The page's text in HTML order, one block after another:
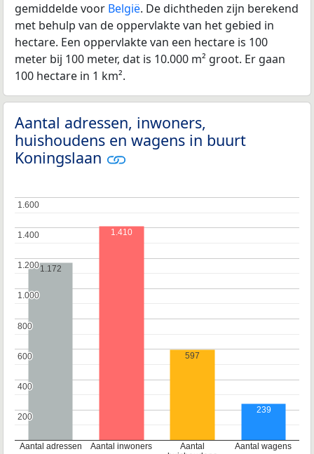
gemiddelde voor België. De dichtheden zijn berekend
met behulp van de oppervlakte van het gebied in
hectare. Een oppervlakte van een hectare is 100
meter bij 100 meter, dat is 10.000 m² groot. Er gaan
100 hectare in 1 km².
Aantal adressen, inwoners,
huishoudens en wagens in buurt
Koningslaan
Aantal adressen Aantal inwoners
Aantal
Aantal wagens
200
200
400
400
600
600
800
800
1.000
1.000
1.200
1.200
1.400
1.400
1.600
1.600
1.172
1.410
597
239